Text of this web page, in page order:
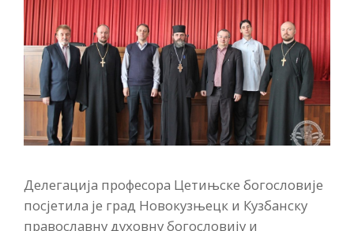
Делегација професора Цетињске богословије
посјетила је град Новокузњецк и Кузбанску
православну духовну богословију и